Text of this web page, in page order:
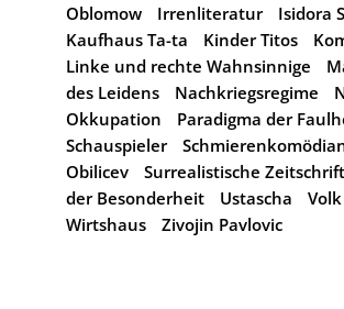
Oblomow
Irrenliteratur Isidora
Kaufhaus Ta-ta
Kinder Titos
Linke und rechte Wahnsinnige
des Leidens
Nachkriegsregime
Okkupation
Paradigma der
Schauspieler
Obilicev
Surrealistische
der Besonderheit
Ustascha Volk
Wirtshaus
Zivojin Pavlovic